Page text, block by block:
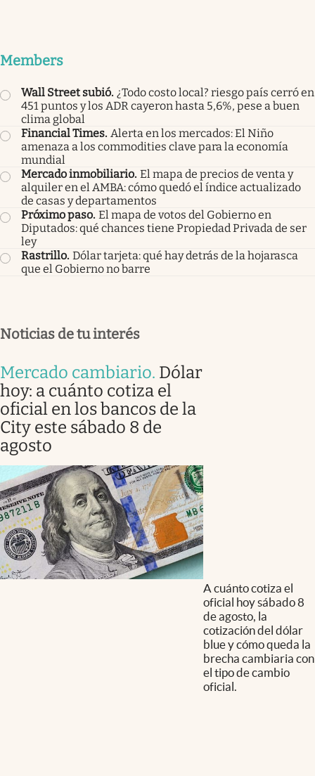
Members
Wall Street subió. ¿Todo costo local? riesgo país cerró en
451 puntos y los ADR cayeron hasta 5,6%, pese a buen
clima global
Financial Times. Alerta en los mercados: El Niño
amenaza a los commodities clave para la economía
mundial
Mercado inmobiliario. El mapa de precios de venta y
alquiler en el AMBA: cómo quedó el índice actualizado
de casas y departamentos
Próximo paso. El mapa de votos del Gobierno en
Diputados: qué chances tiene Propiedad Privada de ser
ley
Rastrillo. Dólar tarjeta: qué hay detrás de la hojarasca
que el Gobierno no barre
Noticias de tu interés
Mercado cambiario. Dólar
hoy: a cuánto cotiza el
oficial en los bancos de la
City este sábado 8 de
agosto
A cuánto cotiza el
oficial hoy sábado 8
de agosto, la
cotización del dólar
blue y cómo queda la
brecha cambiaria con
el tipo de cambio
oficial.